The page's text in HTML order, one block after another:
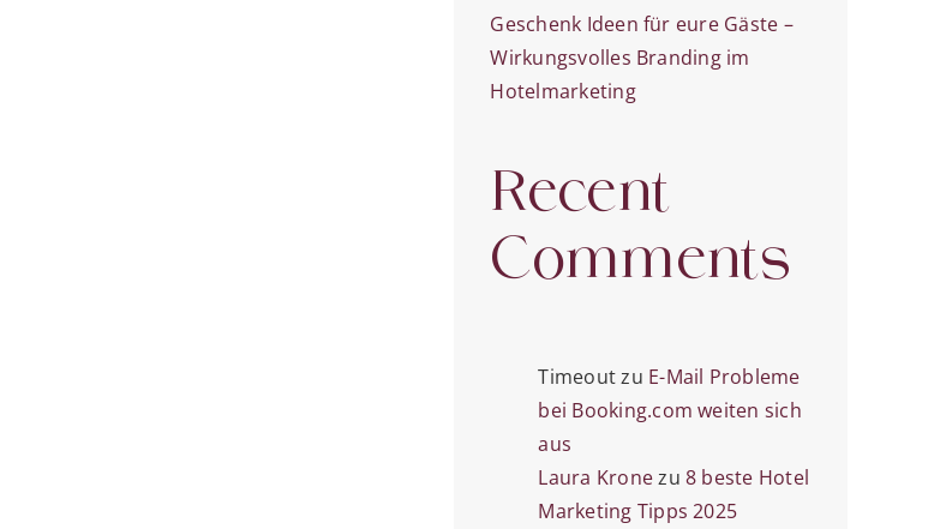
Geschenk Ideen für eure Gäste –
Wirkungsvolles Branding im
Hotelmarketing
Recent
Comments
Timeoutzu E-Mail Probleme
bei Booking.com weiten sich
aus
Laura Kronezu8 beste Hotel
Marketing Tipps 2025